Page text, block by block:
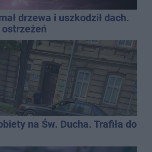
drzewa i uszkodził dach.
na Św. Ducha. Trafiła do